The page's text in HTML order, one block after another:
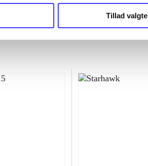
Tillad valgte
NBA live (Pc)